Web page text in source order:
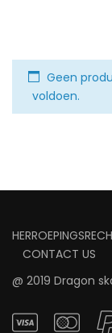
Geen
voldoen.
CONTACT US
@ 2019 Dragon